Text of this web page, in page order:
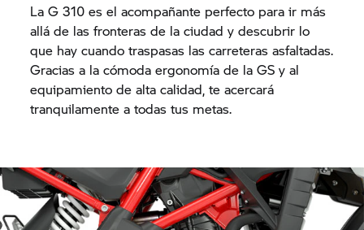
La G 310 es el acompañante perfecto para ir más
allá de las fronteras de la ciudad y descubrir lo
que hay cuando traspasas las carreteras asfaltadas.
Gracias a la cómoda ergonomía de la GS y al
equipamiento de alta calidad, te acercará
tranquilamente a todas tus metas.